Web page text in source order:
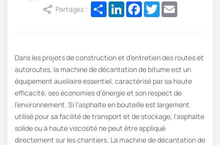
Partagez :
ShareLinkedInFacebook
Twitter
Dans les projets de construction et d'entretien des routes et
autoroutes, la machine de décantation de bitume est un
équipement auxiliaire essentiel, caractérisé par sa haute
efficacité, ses économies d'énergie et son respect de
l'environnement. Si l'asphalte en bouteille est largement
utilisé pour sa facilité de transport et de stockage, l'asphalte
solide ou à haute viscosité ne peut être appliqué
directement sur les chantiers. La machine de décantation de